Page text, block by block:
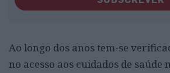
Ao longo dos anos tem-se
no acesso aos cuidados de saúde